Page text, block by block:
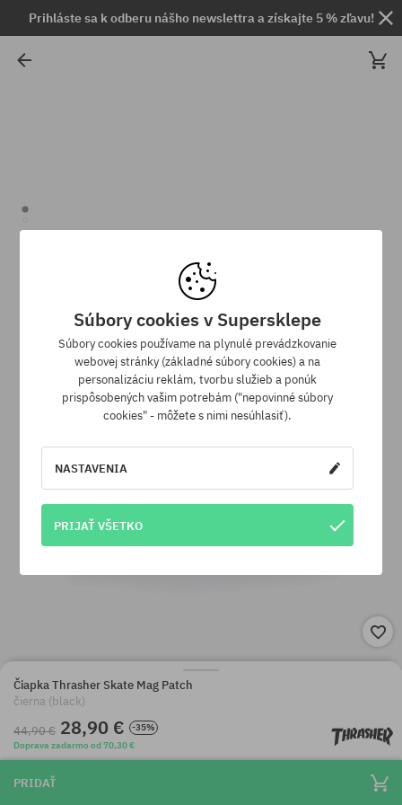
Prihláste sa k odberu nášho newslettra a získajte 5 % zľavu!
Čiapka Thrasher Skate Mag Patch
čierna (black)
44,90 € 28,90 €
-35%
Doprava zadarmo od 70,30 €
PRIDAŤ
Súbory cookies v Supersklepe
Súbory cookies používame na plynulé prevádzkovanie
webovej stránky (základné súbory cookies) a na
personalizáciu reklám, tvorbu služieb a ponúk
prispôsobených vašim potrebám ("nepovinné súbory
cookies" - môžete s nimi nesúhlasiť).
NASTAVENIA
PRIJAŤ VŠETKO